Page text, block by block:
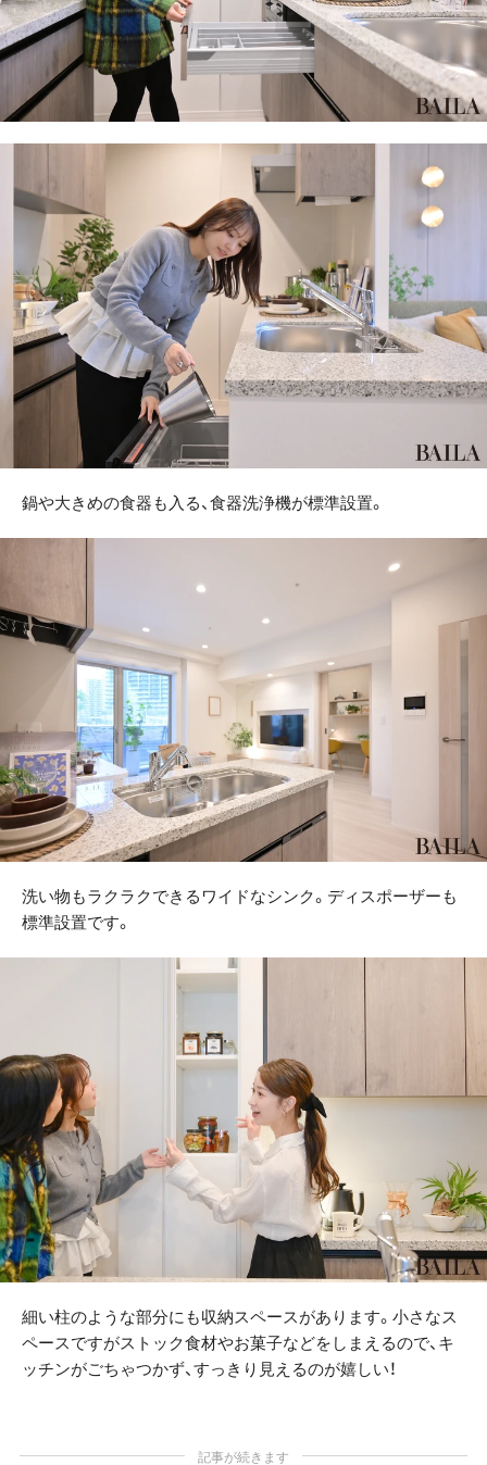
鍋や大きめの食器も入る、食器洗浄機が標準設置。
洗い物もラクラクできるワイドなシンク。ディスポーザーも
標準設置です。
細い柱のような部分にも収納スペースがあります。小さなス
ペースですがストック食材やお菓子などをしまえるので、キ
ッチンがごちゃつかず、すっきり見えるのが嬉しい！
記事が続きます